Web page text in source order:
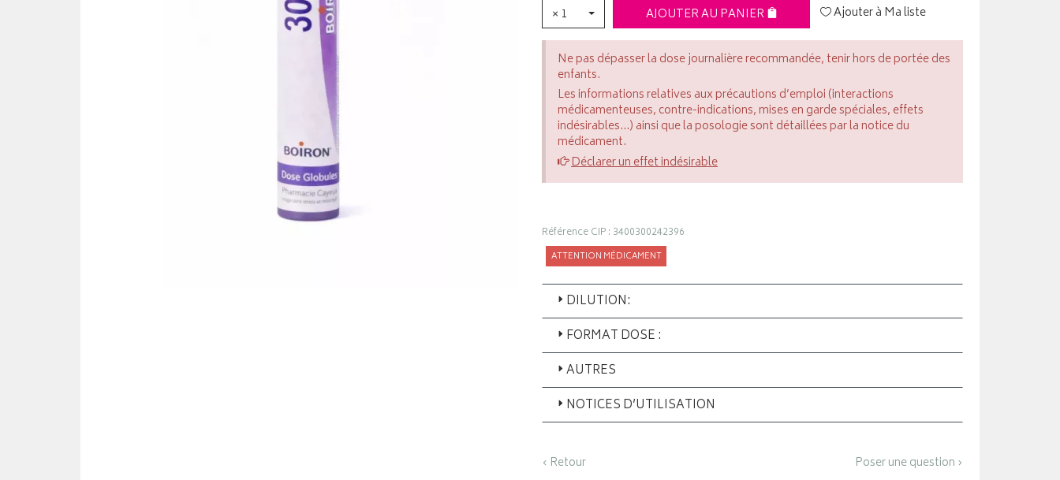
× 1 AJOUTER AU PANIER Ajouter à Ma liste
Ne pas dépasser la dose journalière recommandée, tenir hors de portée des
enfants.
Les informations relatives aux précautions d’emploi (interactions
médicamenteuses, contre-indications, mises en garde spéciales, effets
indésirables...) ainsi que la posologie sont détaillées par la notice du
médicament.
Déclarer un effet indésirable
Référence CIP : 3400300242396
ATTENTION MÉDICAMENT
DILUTION:
FORMAT DOSE :
AUTRES
NOTICES D’UTILISATION
‹ Retour Poser une question ›